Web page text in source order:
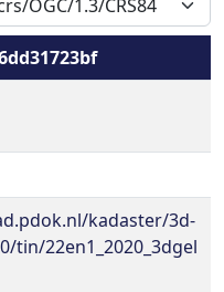
kadaster/3d-
tin/22en1_2020_3dgel